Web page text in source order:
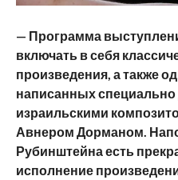
— Программа
включать в себя
произведения, а также
написанных специально
израильскими
Авнером Дорманом.
Рубинштейна есть
исполнение